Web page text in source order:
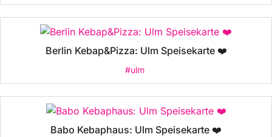
Berlin Kebap&Pizza: Ulm Speisekarte ❤️
#ulm
Babo Kebaphaus: Ulm Speisekarte ❤️